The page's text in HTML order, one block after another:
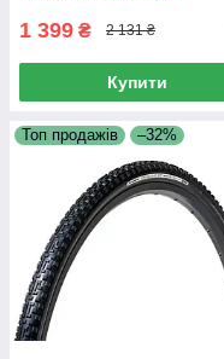
1 399 ₴ 2 131 ₴
Купити
Топ продажів –32%